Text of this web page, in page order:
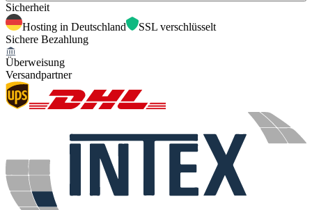
Sicherheit
Hosting in Deutschland
SSL verschlüsselt
Sichere Bezahlung
Überweisung
Versandpartner